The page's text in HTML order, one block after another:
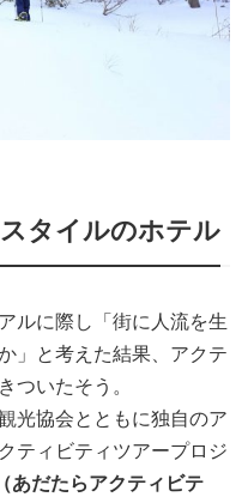
タイルのホテル
ルに際し「街に人流を生
」と考えた結果、アクテ
ついたそう。
光協会とともに独自のア
ティビティツアープロジ
あだたらアクティビテ